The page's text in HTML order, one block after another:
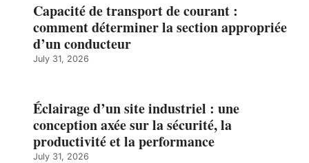
Capacité de transport de courant :
comment déterminer la section appropriée
d’un conducteur
July 31, 2026
Éclairage d’un site industriel : une
conception axée sur la sécurité, la
productivité et la performance
July 31, 2026